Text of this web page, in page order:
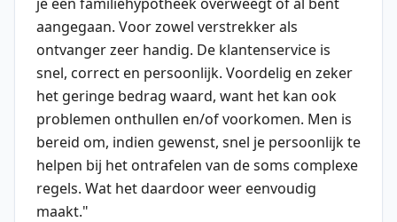
aangegaan. Voor zowel verstrekker als
ontvanger zeer handig. De klantenservice is
snel, correct en persoonlijk. Voordelig en zeker
het geringe bedrag waard, want het kan ook
problemen onthullen en/of voorkomen. Men is
bereid om, indien gewenst, snel je persoonlijk te
helpen bij het ontrafelen van de soms complexe
regels. Wat het daardoor weer eenvoudig
maakt."